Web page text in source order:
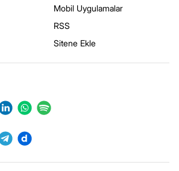
Mobil Uygulamalar
RSS
Sitene Ekle